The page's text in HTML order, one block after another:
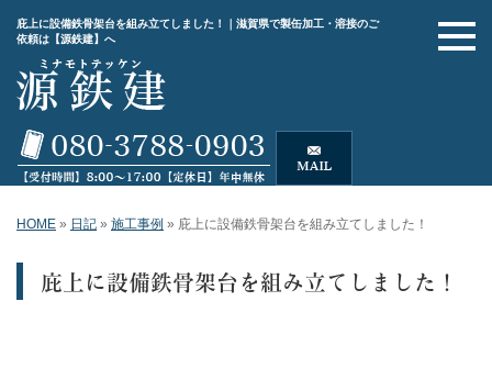
庇上に設備鉄骨架台を組み立てしました！｜滋賀県で製缶加工・溶接のご
依頼は【源鉄建】へ
HOME » 日記 » 施工事例 » 庇上に設備鉄骨架台を組み立てしました！
庇上に設備鉄骨架台を組み立てしました！